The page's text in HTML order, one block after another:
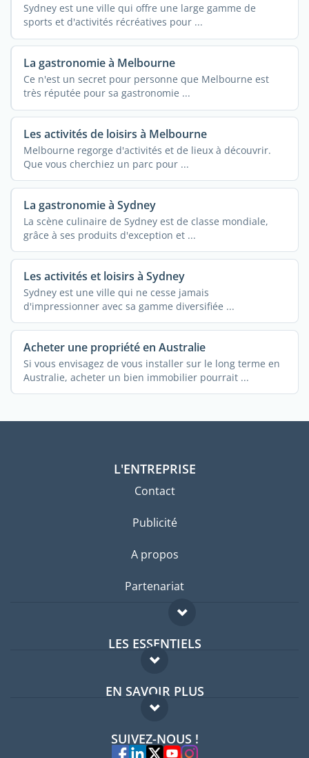
Sydney est une ville qui offre une large gamme de
sports et d'activités récréatives pour ...
La gastronomie à Melbourne
Ce n'est un secret pour personne que Melbourne est
très réputée pour sa gastronomie ...
Les activités de loisirs à Melbourne
Melbourne regorge d'activités et de lieux à découvrir.
Que vous cherchiez un parc pour ...
La gastronomie à Sydney
La scène culinaire de Sydney est de classe mondiale,
grâce à ses produits d'exception et ...
Les activités et loisirs à Sydney
Sydney est une ville qui ne cesse jamais
d'impressionner avec sa gamme diversifiée ...
Acheter une propriété en Australie
Si vous envisagez de vous installer sur le long terme en
Australie, acheter un bien immobilier pourrait ...
L'ENTREPRISE
Contact
Publicité
A propos
Partenariat
LES ESSENTIELS
Forum expatriés
Guides pays
EN SAVOIR PLUS
FAQ
Experts
SUIVEZ-NOUS !